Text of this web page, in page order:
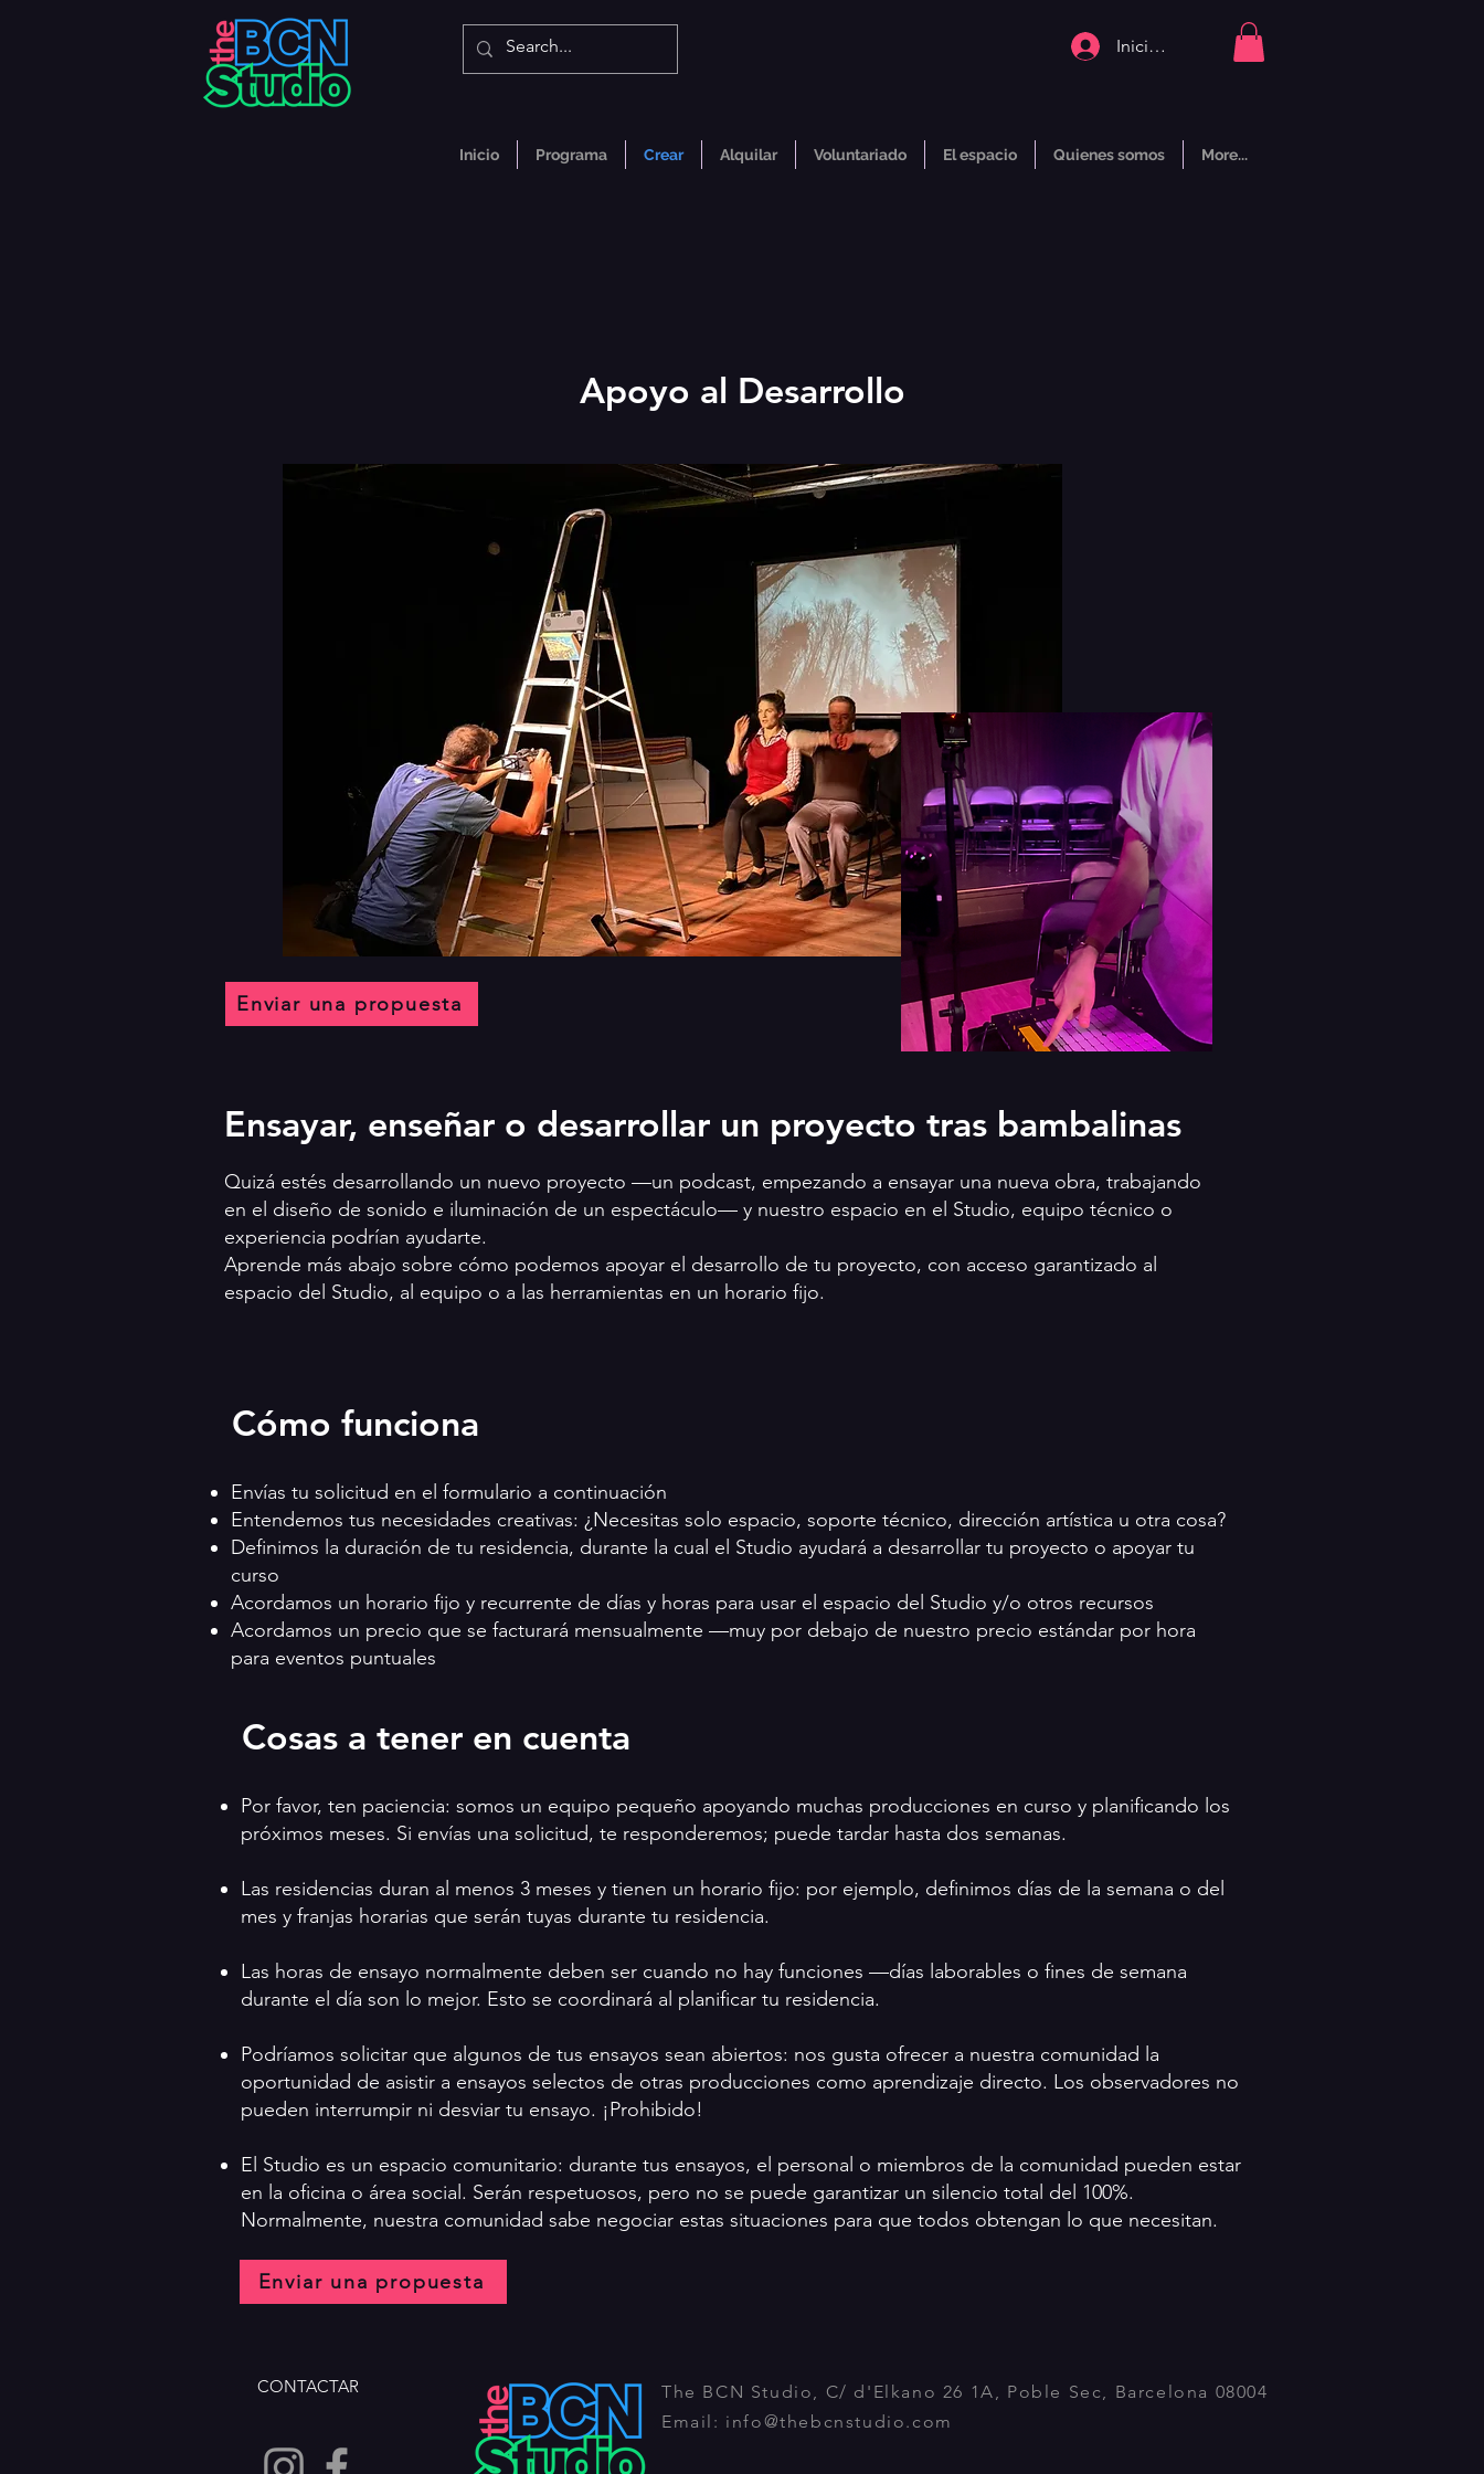
Iniciar sesión
Inicio Programa Crear Alquilar Voluntariado El espacio Quienes somos More...
Apoyo al Desarrollo
Enviar una propuesta
Ensayar, enseñar o desarrollar un proyecto tras bambalinas
Quizá estés desarrollando un nuevo proyecto —un podcast, empezando a ensayar una nueva obra, trabajando
en el diseño de sonido e iluminación de un espectáculo— y nuestro espacio en el Studio, equipo técnico o
experiencia podrían ayudarte.
Aprende más abajo sobre cómo podemos apoyar el desarrollo de tu proyecto, con acceso garantizado al
espacio del Studio, al equipo o a las herramientas en un horario fijo.
Cómo funciona
Envías tu solicitud en el formulario a continuación
Entendemos tus necesidades creativas: ¿Necesitas solo espacio, soporte técnico, dirección artística u otra cosa?
Definimos la duración de tu residencia, durante la cual el Studio ayudará a desarrollar tu proyecto o apoyar tu
curso
Acordamos un horario fijo y recurrente de días y horas para usar el espacio del Studio y/o otros recursos
Acordamos un precio que se facturará mensualmente —muy por debajo de nuestro precio estándar por hora
para eventos puntuales
Cosas a tener en cuenta
Por favor, ten paciencia: somos un equipo pequeño apoyando muchas producciones en curso y planificando los
próximos meses. Si envías una solicitud, te responderemos; puede tardar hasta dos semanas.
Las residencias duran al menos 3 meses y tienen un horario fijo: por ejemplo, definimos días de la semana o del
mes y franjas horarias que serán tuyas durante tu residencia.
Las horas de ensayo normalmente deben ser cuando no hay funciones —días laborables o fines de semana
durante el día son lo mejor. Esto se coordinará al planificar tu residencia.
Podríamos solicitar que algunos de tus ensayos sean abiertos: nos gusta ofrecer a nuestra comunidad la
oportunidad de asistir a ensayos selectos de otras producciones como aprendizaje directo. Los observadores no
pueden interrumpir ni desviar tu ensayo. ¡Prohibido!
El Studio es un espacio comunitario: durante tus ensayos, el personal o miembros de la comunidad pueden estar
en la oficina o área social. Serán respetuosos, pero no se puede garantizar un silencio total del 100%.
Normalmente, nuestra comunidad sabe negociar estas situaciones para que todos obtengan lo que necesitan.
Enviar una propuesta
CONTACTAR
The BCN Studio, C/ d'Elkano 26 1A, Poble Sec, Barcelona 08004
Email: info@thebcnstudio.com